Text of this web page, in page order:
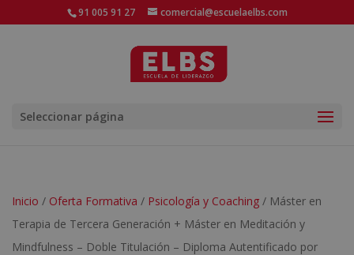
91 005 91 27 comercial@escuelaelbs.com
Seleccionar página
Inicio / Oferta Formativa / Psicología y Coaching / Máster en
Terapia de Tercera Generación + Máster en Meditación y
Mindfulness – Doble Titulación – Diploma Autentificado por